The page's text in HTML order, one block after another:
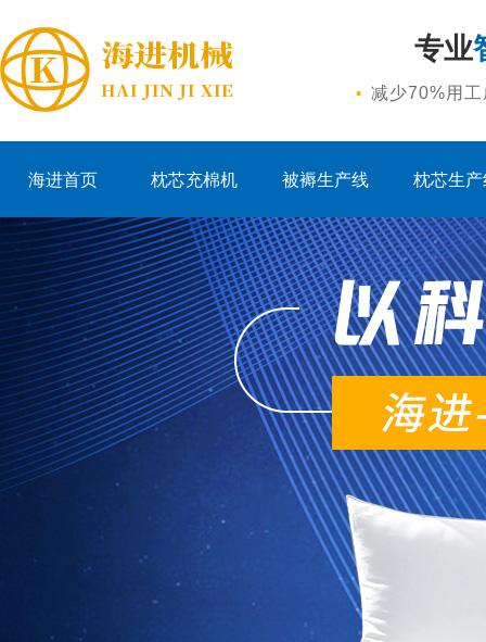
专业
· 减少70%用
海进首页 枕芯充棉机 被褥生产线 枕芯生产